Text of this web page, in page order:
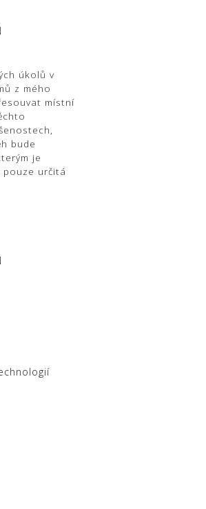
úkolů v
z mého
místní
bude
je
určitá